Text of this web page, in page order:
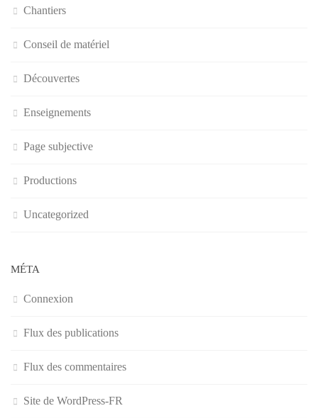
Chantiers
Conseil de matériel
Découvertes
Enseignements
Page subjective
Productions
Uncategorized
MÉTA
Connexion
Flux des publications
Flux des commentaires
Site de WordPress-FR